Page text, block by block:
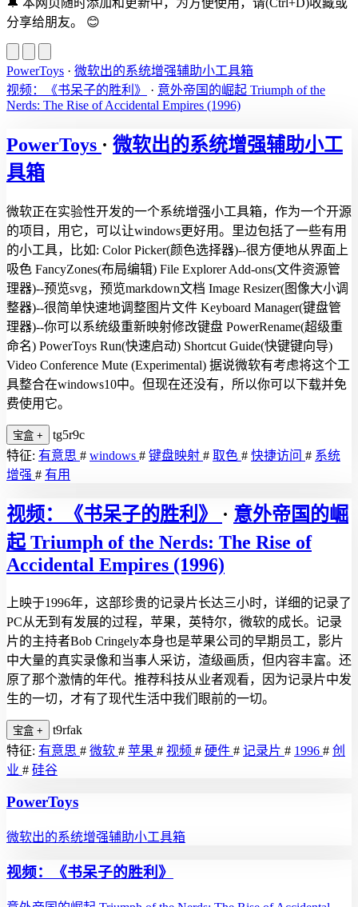
分享给朋友。 😊
PowerToys · 微软出的系统增强辅助小工具箱
视频：《书呆子的胜利》
· 意外帝国的崛起 Triumph of the
Nerds: The Rise of Accidental Empires (1996)
PowerToys · 微软出的系统增强辅助小工
具箱
微软正在实验性开发的一个系统增强小工具箱，作为一个开源
的项目，用它，可以让windows更好用。里边包括了一些有用
的小工具，比如: Color Picker(颜色选择器)--很方便地从界面上
吸色 FancyZones(布局编辑) File Explorer Add-ons(文件资源管
理器)--预览svg，预览markdown文档 Image Resizer(图像大小调
整器)--很简单快速地调整图片文件 Keyboard Manager(键盘管
理器)--你可以系统级重新映射修改键盘 PowerRename(超级重
命名) PowerToys Run(快速启动) Shortcut Guide(快键键向导)
Video Conference Mute (Experimental) 据说微软有考虑将这个工
具整合在windows10中。但现在还没有，所以你可以下载并免
费使用它。
宝盒 +
tg5r9c
特征: 有意思 # windows # 键盘映射 # 取色 # 快捷访问 # 系统
增强 # 有用
视频：《书呆子的胜利》 · 意外帝国的崛
起 Triumph of the Nerds: The Rise of
Accidental Empires (1996)
上映于1996年，这部珍贵的记录片长达三小时，详细的记录了
PC从无到有发展的过程，苹果，英特尔，微软的成长。记录
片的主持者Bob Cringely本身也是苹果公司的早期员工，影片
中大量的真实录像和当事人采访，渣级画质，但内容丰富。还
原了那个激情的年代。推荐科技从业者观看，因为记录片中发
生的一切，才有了现代生活中我们眼前的一切。
宝盒 +
t9rfak
特征: 有意思 # 微软 # 苹果 # 视频 # 硬件 # 记录片 # 1996 # 创
业 # 硅谷
PowerToys
微软出的系统增强辅助小工具箱
视频：《书呆子的胜利》